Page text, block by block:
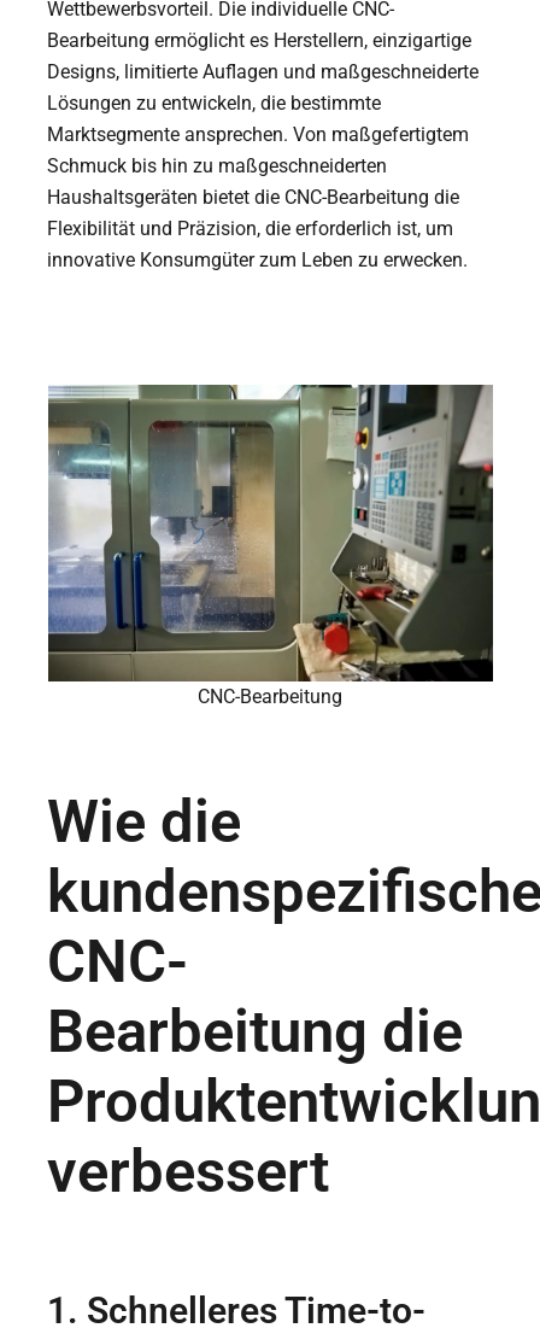
Wettbewerbsvorteil. Die individuelle CNC-
Bearbeitung ermöglicht es Herstellern, einzigartige
Designs, limitierte Auflagen und maßgeschneiderte
Lösungen zu entwickeln, die bestimmte
Marktsegmente ansprechen. Von maßgefertigtem
Schmuck bis hin zu maßgeschneiderten
Haushaltsgeräten bietet die CNC-Bearbeitung die
Flexibilität und Präzision, die erforderlich ist, um
innovative Konsumgüter zum Leben zu erwecken.
CNC-Bearbeitung
Wie die
CNC-
Bearbeitung die
verbessert
1. Schnelleres Time-to-